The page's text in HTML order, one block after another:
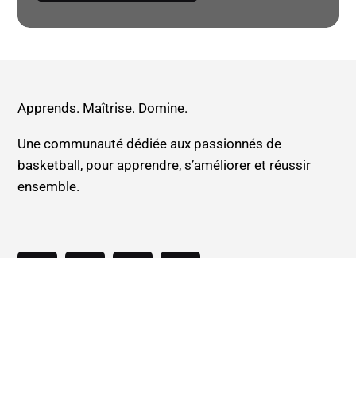
Apprends. Maîtrise. Domine.
Une communauté dédiée aux passionnés de
basketball, pour apprendre, s’améliorer et réussir
ensemble.